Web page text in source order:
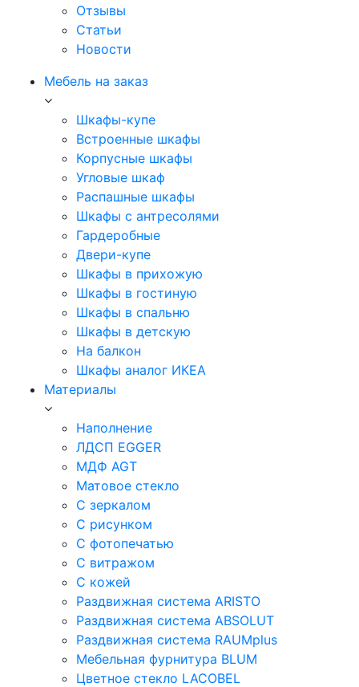
Отзывы
Статьи
Новости
Мебель на заказ
Шкафы-купе
Встроенные шкафы
Корпусные шкафы
Угловые шкаф
Распашные шкафы
Шкафы с антресолями
Гардеробные
Двери-купе
Шкафы в прихожую
Шкафы в гостиную
Шкафы в спальню
Шкафы в детскую
На балкон
Шкафы аналог ИКЕА
Материалы
Наполнение
ЛДСП EGGER
МДФ AGT
Матовое стекло
С зеркалом
С рисунком
С фотопечатью
С витражом
С кожей
Раздвижная система ARISTO
Раздвижная система ABSOLUT
Раздвижная система RAUMplus
Мебельная фурнитура BLUM
Цветное стекло LACOBEL